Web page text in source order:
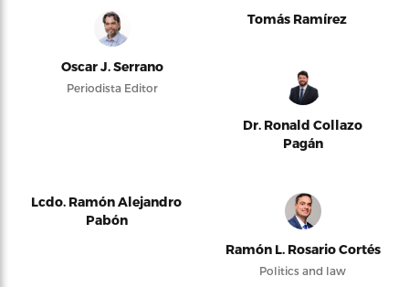
Oscar J. Serrano
Periodista Editor
Tomás Ramírez
Dr. Ronald Collazo
Pagán
Lcdo. Ramón Alejandro
Pabón
Ramón L. Rosario Cortés
Politics and law